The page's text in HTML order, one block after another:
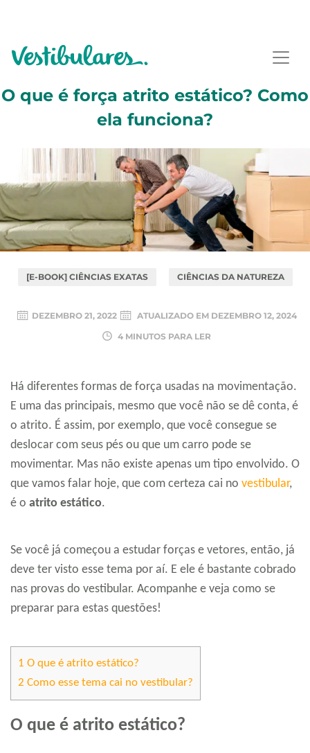
O que é força atrito estático? Como
ela funciona?
[E-BOOK] CIÊNCIAS EXATAS CIÊNCIAS DA NATUREZA
DEZEMBRO 21, 2022 ATUALIZADO EM DEZEMBRO 12, 2024
4 MINUTOS PARA LER
Há diferentes formas de força usadas na movimentação.
E uma das principais, mesmo que você não se dê conta, é
o atrito. É assim, por exemplo, que você consegue se
deslocar com seus pés ou que um carro pode se
movimentar. Mas não existe apenas um tipo envolvido. O
que vamos falar hoje, que com certeza cai no vestibular,
é o atrito estático.
Se você já começou a estudar forças e vetores, então, já
deve ter visto esse tema por aí. E ele é bastante cobrado
nas provas do vestibular. Acompanhe e veja como se
preparar para estas questões!
1 O que é atrito estático?
2 Como esse tema cai no vestibular?
O que é atrito estático?